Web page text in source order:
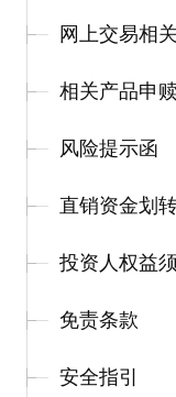
网上交易相
相关产品申
风险提示函
直销资金划
投资人权益
免责条款
安全指引